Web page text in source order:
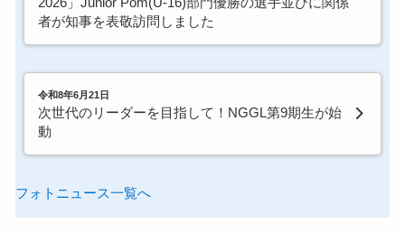
者が知事を表敬訪問しました
令和8年6月21日
次世代のリーダーを目指して！NGGL第9期生が始
動
フォトニュース一覧へ